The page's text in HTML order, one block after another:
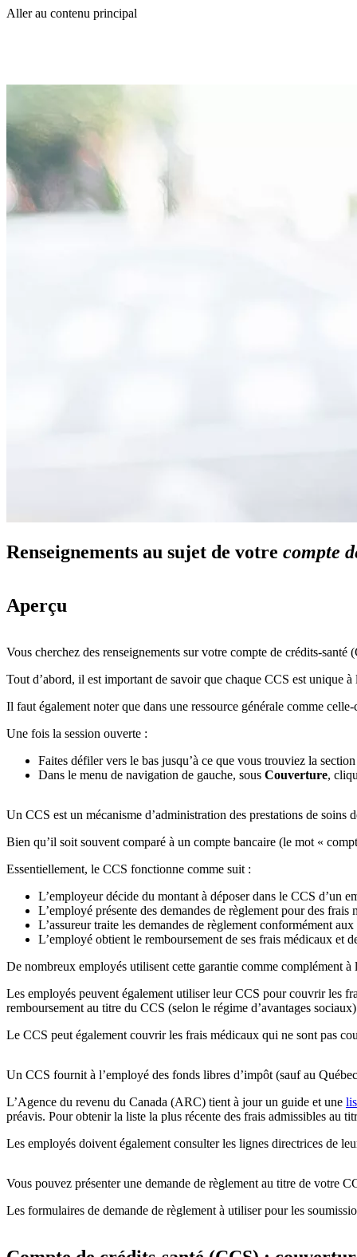
Aller au contenu principal
Renseignements au sujet de votre compte
Aperçu
Vous cherchez des renseignements sur votre compte de crédits-santé
Tout d’abord, il est important de savoir que chaque CCS est unique
Il faut également noter que dans une ressource générale comme
Une fois la session ouverte :
Faites défiler vers le bas jusqu’à ce que vous trouviez la
Dans le menu de navigation de gauche, sous Couverture,
Un CCS est un mécanisme d’administration des prestations de
Bien qu’il soit souvent comparé à un compte bancaire (le mot «
Essentiellement, le CCS fonctionne comme suit :
L’employeur décide du montant à déposer dans le CCS d’un
L’employé présente des demandes de règlement pour des
L’assureur traite les demandes de règlement conformément
L’employé obtient le remboursement de ses frais médicaux et
De nombreux employés utilisent cette garantie comme complément
Les employés peuvent également utiliser leur CCS pour couvrir les
remboursement au titre du CCS (selon le régime d’avantages
Le CCS peut également couvrir les frais médicaux qui ne sont pas
Un CCS fournit à l’employé des fonds libres d’impôt (sauf au
L’Agence du revenu du Canada (ARC) tient à jour un guide et une
préavis. Pour obtenir la liste la plus récente des frais admissibles au
Les employés doivent également consulter les lignes directrices de
Vous pouvez présenter une demande de règlement au titre de votre
Les formulaires de demande de règlement à utiliser pour les